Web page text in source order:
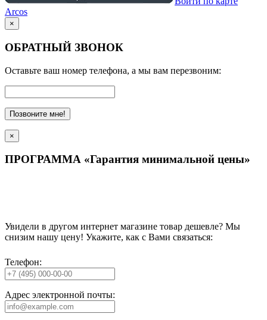
Arcos
×
ОБРАТНЫЙ ЗВОНОК
Оставьте ваш номер телефона, а мы вам перезвоним:
Позвоните мне!
×
ПРОГРАММА «Гарантия минимальной цены»
Увидели в другом интернет магазине товар дешевле? Мы
снизим нашу цену! Укажите, как с Вами связаться:
Телефон:
Адрес электронной почты: